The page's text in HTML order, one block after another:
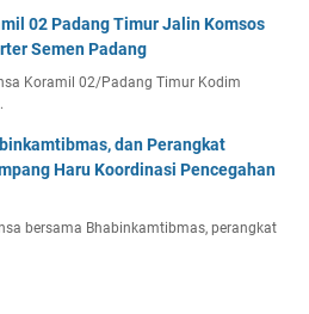
02 Padang Timur Jalin Komsos
Semen Padang
Koramil 02/Padang Timur Kodim
dan Perangkat
Haru Koordinasi Pencegahan
bersama Bhabinkamtibmas, perangkat